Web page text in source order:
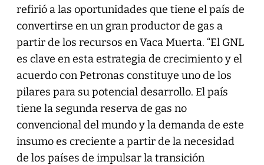
refirió a las oportunidades que tiene el país de
convertirse en un gran productor de gas a
partir de los recursos en Vaca Muerta. “El GNL
es clave en esta estrategia de crecimiento y el
acuerdo con Petronas constituye uno de los
pilares para su potencial desarrollo. El país
tiene la segunda reserva de gas no
convencional del mundo y la demanda de este
insumo es creciente a partir de la necesidad
de los países de impulsar la transición